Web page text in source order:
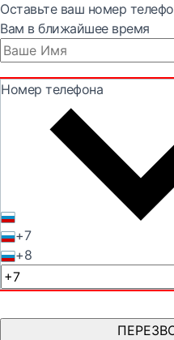
Оставьте ваш номер
Вам в ближайшее время
Номер телефона
+7
+8